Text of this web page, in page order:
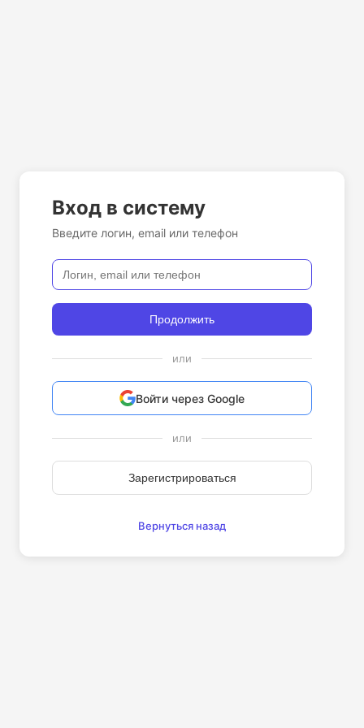
Вход в систему
Введите логин, email или телефон
Продолжить
или
Войти через Google
или
Зарегистрироваться
Вернуться назад